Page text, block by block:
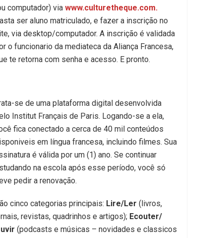
computador) via www.culturetheque.com.
ser aluno matriculado, e fazer a inscrição no
via desktop/computador. A inscrição é validada
o funcionario da mediateca da Aliança Francesa,
te retorna com senha e acesso. E pronto.
se de uma plataforma digital desenvolvida
Institut Français de Paris. Logando-se a ela,
fica conectado a cerca de 40 mil conteúdos
em língua francesa, incluindo filmes. Sua
é válida por um (1) ano. Se continuar
na escola após esse período, você só
pedir a renovação.
cinco categorias principais: Lire/Ler (livros,
revistas, quadrinhos e artigos); Ecouter/​
(podcasts e músicas​ – novidades e classicos